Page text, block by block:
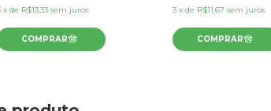
xde R$13,33 sem juros 3 xde R$11,67 sem juros